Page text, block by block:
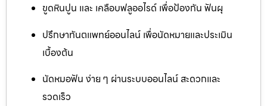
ขูดหินปูน และ เคลือบฟลูออไรด์ เพื่อป้องกัน ฟันผุ
ปรึกษาทันตแพทย์ออนไลน์ เพื่อนัดหมายและประเมิน
เบื้องต้น
นัดหมอฟัน ง่าย ๆ ผ่านระบบออนไลน์ สะดวกและ
รวดเร็ว